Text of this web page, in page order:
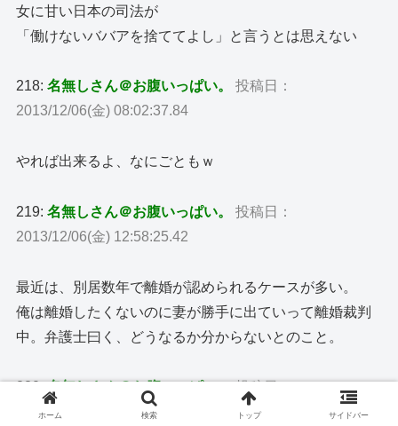
女に甘い日本の司法が
「働けないババアを捨ててよし」と言うとは思えない
218:名無しさん＠お腹いっぱい。
投稿日：
2013/12/06(金) 08:02:37.84
やれば出来るよ、なにごともｗ
219:名無しさん＠お腹いっぱい。
投稿日：
2013/12/06(金) 12:58:25.42
最近は、別居数年で離婚が認められるケースが多い。
俺は離婚したくないのに妻が勝手に出ていって離婚裁判
中。弁護士曰く、どうなるか分からないとのこと。
名無しさん＠お腹いっぱい。
2013/12/06(金) 18:49:05.49
ホーム 検索 トップ サイドバー